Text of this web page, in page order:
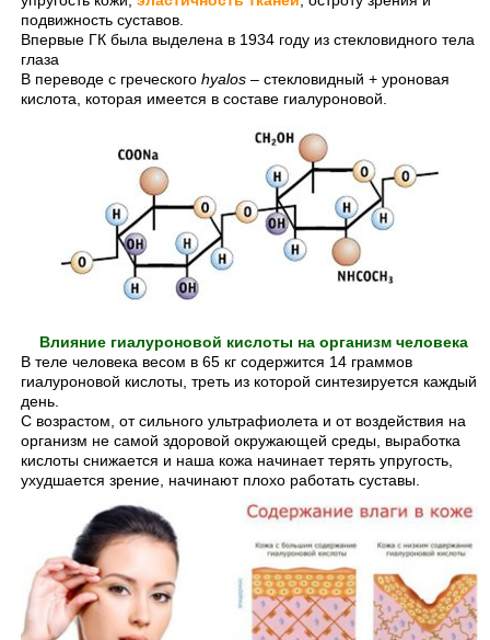
подвижность суставов.
Впервые ГК была выделена в 1934 году из стекловидного тела
глаза
В переводе с греческого hyalos – стекловидный + уроновая
кислота, которая имеется в составе гиалуроновой.
Влияние гиалуроновой кислоты на организм человека
В теле человека весом в 65 кг содержится 14 граммов
гиалуроновой кислоты, треть из которой синтезируется каждый
день.
С возрастом, от сильного ультрафиолета и от воздействия на
организм не самой здоровой окружающей среды, выработка
кислоты снижается и наша кожа начинает терять упругость,
ухудшается зрение, начинают плохо работать суставы.